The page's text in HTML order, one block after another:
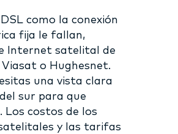
como la conexión
fija le fallan,
Internet satelital de
o Hughesnet.
una vista clara
sur para que
Los costos de los
y las tarifas